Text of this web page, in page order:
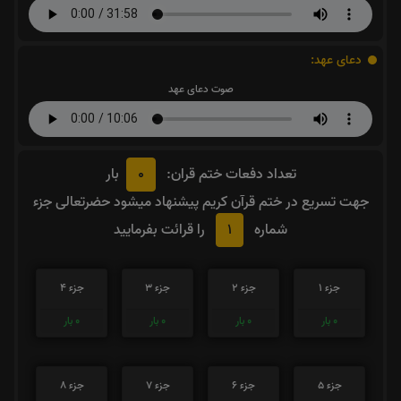
دعای عهد:
صوت دعای عهد
تعداد دفعات ختم قران: 0
بار
جهت تسریع در ختم قرآن کریم پیشنهاد میشود حضرتعالی جزء
شماره
1 را قرائت بفرمایید
جزء 1
0 بار
جزء 2
0 بار
جزء 3
0 بار
جزء 4
0 بار
جزء 5
جزء 6
جزء 7
جزء 8